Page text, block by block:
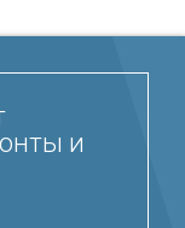
и